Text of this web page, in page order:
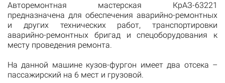
Авторемонтная мастерская КрАЗ-63221
предназначена для обеспечения аварийно-ремонтных
и других технических работ, транспортировки
аварийно-ремонтных бригад и спецоборудования к
месту проведения ремонта.
На данной машине кузов-фургон имеет два отсека –
пассажирский на 6 мест и грузовой.